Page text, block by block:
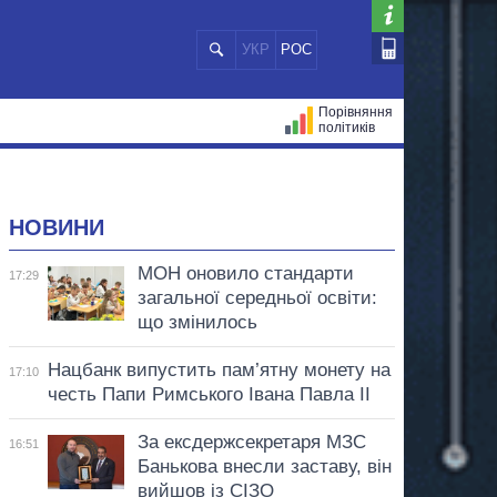
УКР РОС
Порівняння
політиків
НОВИНИ
17:29
МОН оновило стандарти
загальної середньої освіти:
що змінилось
17:10
Нацбанк випустить пам’ятну монету на
честь Папи Римського Івана Павла II
16:51
За ексдержсекретаря МЗС
Банькова внесли заставу, він
вийшов із СІЗО